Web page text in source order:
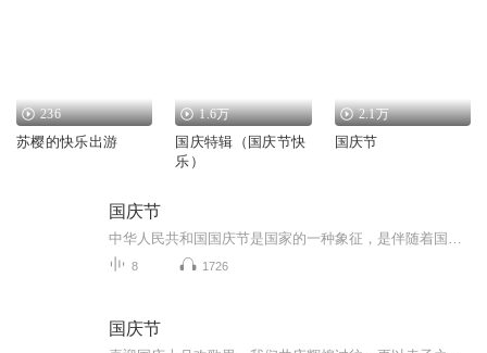
236
苏樱的快乐出游
1.6万
国庆特辑（国庆节快
乐）
2.1万
国庆节
国庆节
8 1726
国庆节